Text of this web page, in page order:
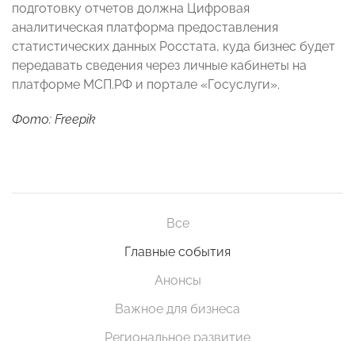
подготовку отчетов должна Цифровая
аналитическая платформа предоставления
статистических данных Росстата, куда бизнес будет
передавать сведения через личные кабинеты на
платформе МСП.РФ и портале «Госуслуги».
Фото: Freepik
Все
Главные события
Анонсы
Важное для бизнеса
Региональное развитие